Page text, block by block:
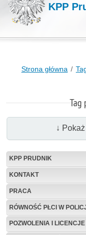
KPP
Strona główna
Tag
↓
KPP PRUDNIK
KONTAKT
PRACA
RÓWNOŚĆ PŁCI W
POZWOLENIA I LICENCJE